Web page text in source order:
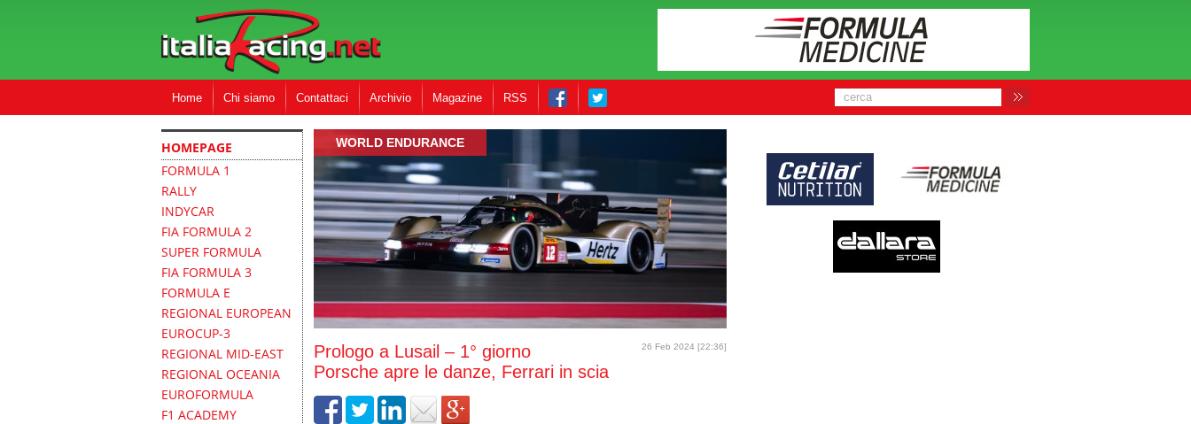
Home Chi siamo Contattaci Archivio Magazine RSS
HOMEPAGE
FORMULA 1
RALLY
INDYCAR
FIA FORMULA 2
SUPER FORMULA
FIA FORMULA 3
FORMULA E
REGIONAL EUROPEAN
EUROCUP-3
REGIONAL MID-EAST
REGIONAL OCEANIA
EUROFORMULA
F1 ACADEMY
WORLD ENDURANCE
26 Feb 2024 [22:36]
Prologo a Lusail – 1° giorno
Porsche apre le danze, Ferrari in scia